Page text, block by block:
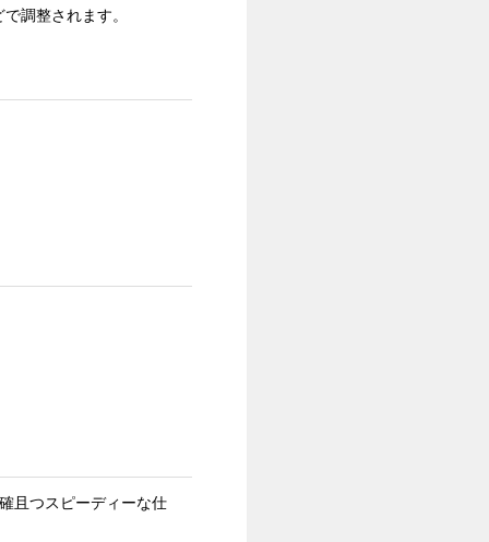
調整されます。
且つスピーディーな仕